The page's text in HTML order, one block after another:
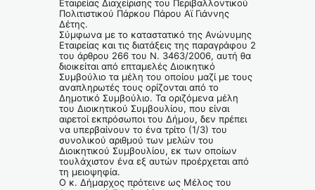
Εταιρείας Διαχείρισης του Περιβαλλοντικού
Πολιτιστικού Πάρκου Πάρου Αϊ Γιάννης
Δέτης.
Σύμφωνα με το καταστατικό της Ανώνυμης
Εταιρείας και τις διατάξεις της παραγράφου 2
του άρθρου 266 του Ν. 3463/2006, αυτή θα
διοικείται από επταμελές Διοικητικό
Συμβούλιο τα μέλη του οποίου μαζί με τους
αναπληρωτές τους ορίζονται από το
Δημοτικό Συμβούλιο. Τα οριζόμενα μέλη
του Διοικητικού Συμβουλίου, που είναι
αιρετοί εκπρόσωποι του Δήμου, δεν πρέπει
να υπερβαίνουν το ένα τρίτο (1/3) του
συνολικού αριθμού των μελών του
Διοικητικού Συμβουλίου, εκ των οποίων
τουλάχιστον ένα εξ αυτών προέρχεται από
τη μειοψηφία.
Ο κ. Δήμαρχος πρότεινε ως Μέλος του